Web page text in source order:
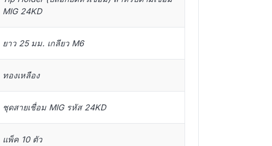
MIG 24KD
ยาว 25 มม. เกลียว M6
ทองเหลือง
ชุดสายเชื่อม MIG รหัส 24KD
แพ็ค 10 ตัว